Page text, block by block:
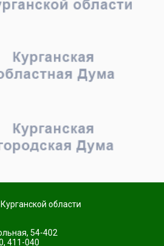
области
54-402
411-040